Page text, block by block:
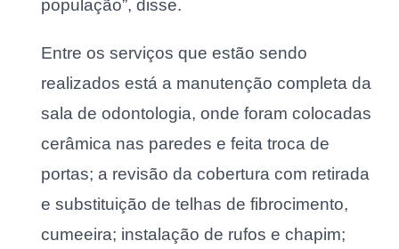
população”, disse.
Entre os serviços que estão sendo
realizados está a manutenção completa da
sala de odontologia, onde foram colocadas
cerâmica nas paredes e feita troca de
portas; a revisão da cobertura com retirada
e substituição de telhas de fibrocimento,
cumeeira; instalação de rufos e chapim;